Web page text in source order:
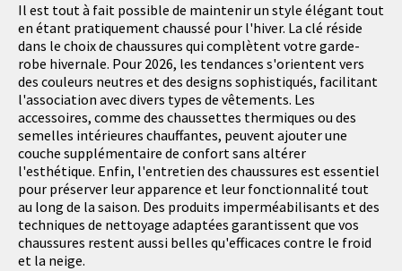
Il est tout à fait possible de maintenir un style élégant tout
en étant pratiquement chaussé pour l'hiver. La clé réside
dans le choix de chaussures qui complètent votre garde-
robe hivernale. Pour 2026, les tendances s'orientent vers
des couleurs neutres et des designs sophistiqués, facilitant
l'association avec divers types de vêtements. Les
accessoires, comme des chaussettes thermiques ou des
semelles intérieures chauffantes, peuvent ajouter une
couche supplémentaire de confort sans altérer
l'esthétique. Enfin, l'entretien des chaussures est essentiel
pour préserver leur apparence et leur fonctionnalité tout
au long de la saison. Des produits imperméabilisants et des
techniques de nettoyage adaptées garantissent que vos
chaussures restent aussi belles qu'efficaces contre le froid
et la neige.